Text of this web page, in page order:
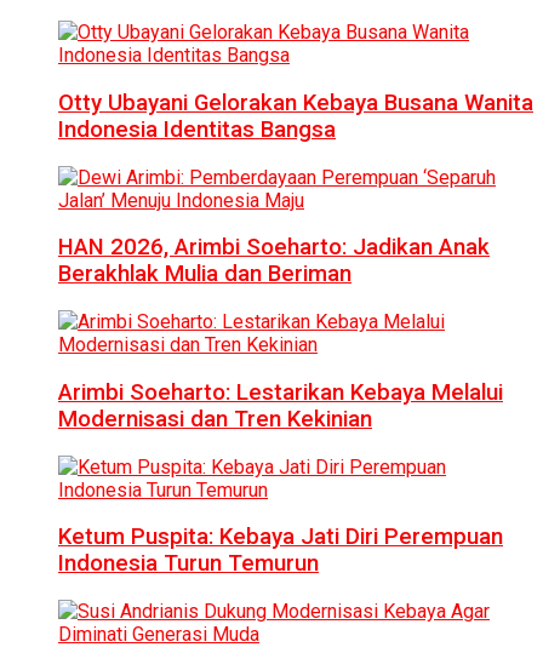
Otty Ubayani Gelorakan Kebaya Busana Wanita
Indonesia Identitas Bangsa
HAN 2026, Arimbi Soeharto: Jadikan Anak
Berakhlak Mulia dan Beriman
Arimbi Soeharto: Lestarikan Kebaya Melalui
Modernisasi dan Tren Kekinian
Ketum Puspita: Kebaya Jati Diri Perempuan
Indonesia Turun Temurun